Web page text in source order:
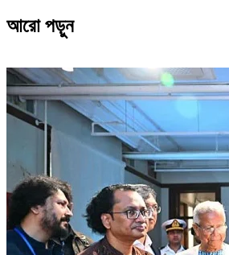
আরো পড়ুন